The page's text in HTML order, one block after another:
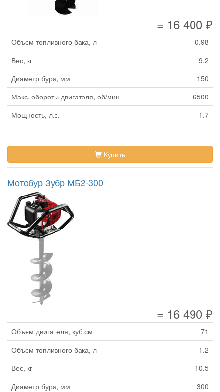
= 16 400 ₽
Объем топливного бака, л
0.98
Вес, кг
9.2
Диаметр бура, мм
150
Макс. обороты двигателя, об/мин
6500
Мощность, л.с.
1.7
Купить
Мотобур Зубр МБ2-300
= 16 490 ₽
Объем двигателя, куб.см
71
Объем топливного бака, л
1.2
Вес, кг
10.5
Диаметр бура, мм
300